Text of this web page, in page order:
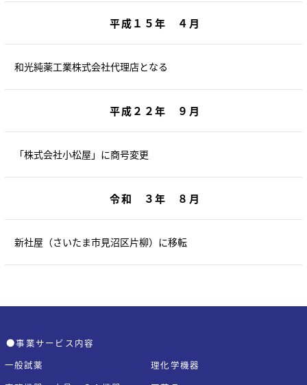
平成１５年 ４月
和光純薬工業株式会社代理店となる
平成２２年 ９月
「株式会社小松屋」に商号変更
令和 ３年 ８月
新社屋（さいたま市見沼区片柳）に移転
●事業サービス内容
一般試薬
理化学機器